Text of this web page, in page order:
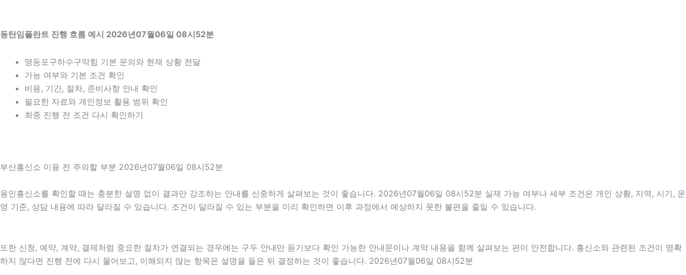
동탄임플란트 진행 흐름 예시 2026년07월06일 08시52분
영등포구하수구막힘 기본 문의와 현재 상황 전달
가능 여부와 기본 조건 확인
비용, 기간, 절차, 준비사항 안내 확인
필요한 자료와 개인정보 활용 범위 확인
최종 진행 전 조건 다시 확인하기
부산흥신소 이용 전 주의할 부분 2026년07월06일 08시52분
용인흥신소를 확인할 때는 충분한 설명 없이 결과만 강조하는 안내를 신중하게 살펴보는 것이 좋습니다. 2026년07월06일 08시52분 실제 가능 여부나 세부 조건은 개인 상황, 지역, 시기, 운
영 기준, 상담 내용에 따라 달라질 수 있습니다. 조건이 달라질 수 있는 부분을 미리 확인하면 이후 과정에서 예상하지 못한 불편을 줄일 수 있습니다.
또한 신청, 예약, 계약, 결제처럼 중요한 절차가 연결되는 경우에는 구두 안내만 듣기보다 확인 가능한 안내문이나 계약 내용을 함께 살펴보는 편이 안전합니다. 흥신소와 관련된 조건이 명확
하지 않다면 진행 전에 다시 물어보고, 이해되지 않는 항목은 설명을 들은 뒤 결정하는 것이 좋습니다. 2026년07월06일 08시52분